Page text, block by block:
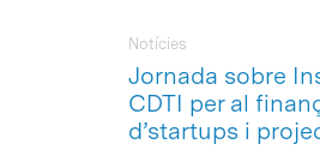
Jornada sobre
CDTI per al
d’startups i
Notícies